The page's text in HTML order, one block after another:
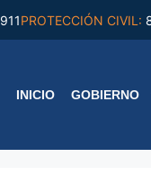
911PROTECCIÓN CIVIL:
INICIO GOBIERNO